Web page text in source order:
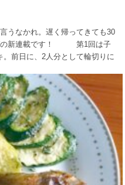
うなかれ。遅く帰ってきても30
ピの新連載です！ 第1回は子
。前日に、2人分として輪切りに